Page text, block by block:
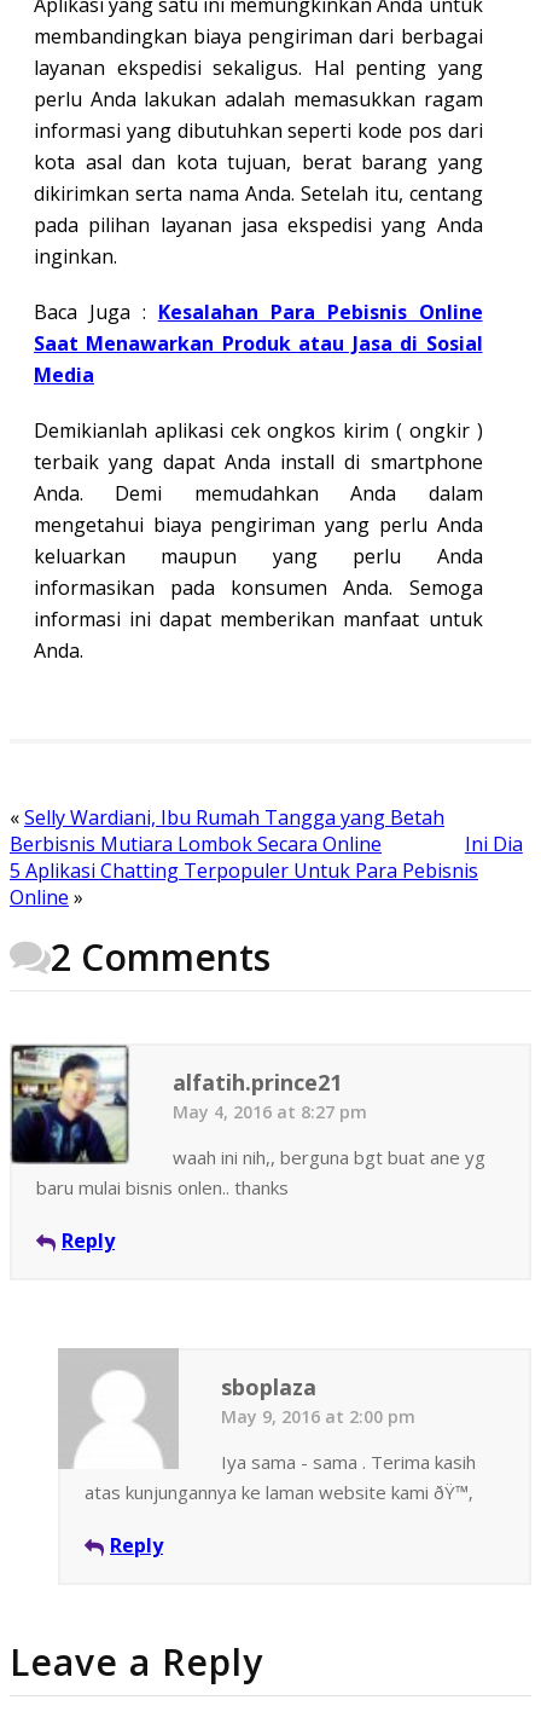
membandingkan biaya pengiriman dari berbagai
layanan ekspedisi sekaligus. Hal penting yang
perlu Anda lakukan adalah memasukkan ragam
informasi yang dibutuhkan seperti kode pos dari
kota asal dan kota tujuan, berat barang yang
dikirimkan serta nama Anda. Setelah itu, centang
pada pilihan layanan jasa ekspedisi yang Anda
inginkan.
Baca Juga : Kesalahan Para Pebisnis Online
Saat Menawarkan Produk atau Jasa di Sosial
Media
Demikianlah aplikasi cek ongkos kirim ( ongkir )
terbaik yang dapat Anda install di smartphone
Anda. Demi memudahkan Anda dalam
mengetahui biaya pengiriman yang perlu Anda
keluarkan maupun yang perlu Anda
informasikan pada konsumen Anda. Semoga
informasi ini dapat memberikan manfaat untuk
Anda.
«Selly Wardiani, Ibu Rumah Tangga yang Betah
Berbisnis Mutiara Lombok Secara Online
Ini Dia
5 Aplikasi Chatting Terpopuler Untuk Para Pebisnis
Online »
2 Comments
alfatih.prince21
May 4, 2016 at 8:27 pm
waah ini nih,, berguna bgt buat ane yg
baru mulai bisnis onlen.. thanks
Reply
sboplaza
May 9, 2016 at 2:00 pm
Iya sama - sama . Terima kasih
atas kunjungannya ke laman website kami ðŸ™‚
Reply
Leave a Reply